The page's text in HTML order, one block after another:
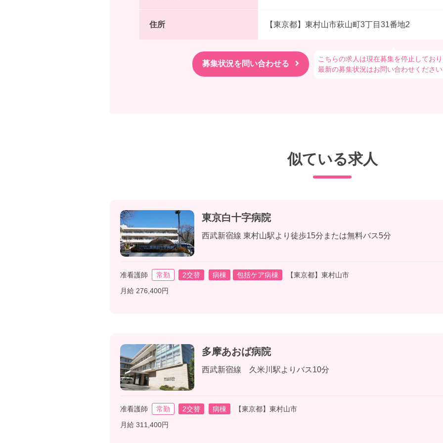
住所 【東京都】東村山市萩山町3丁目31番地2
こちらの求人は現在募集を停止しており
最新の募集状況はお問い合わせください
似ている求人
東京白十字病院
西武新宿線 東村山駅より徒歩15分または無料バス5分
准看護師 常勤 2交替 病棟 包括ケア病棟
【東京都】東村山市
月給 276,400円
多摩あおば病院
西武新宿線 久米川駅よりバス10分
准看護師 常勤 2交替 病棟
【東京都】東村山市
月給 311,400円